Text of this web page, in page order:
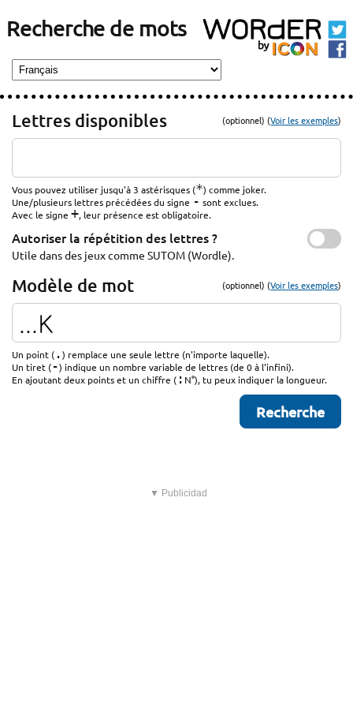
Recherche de mots
Lettres disponibles (optionnel) (Voir les exemples)
Vous pouvez utiliser jusqu'à 3 astérisques (*) comme joker.
Une/plusieurs lettres précédées du signe - sont exclues.
Avec le signe +, leur présence est obligatoire.
Autoriser la répétition des lettres ?
Utile dans des jeux comme SUTOM (Wordle).
Modèle de mot (optionnel) (Voir les exemples)
Un point (.) remplace une seule lettre (n'importe laquelle).
Un tiret (-) indique un nombre variable de lettres (de 0 à l'infini).
En ajoutant deux points et un chiffre (: N°), tu peux indiquer la longueur.
▼ Publicidad